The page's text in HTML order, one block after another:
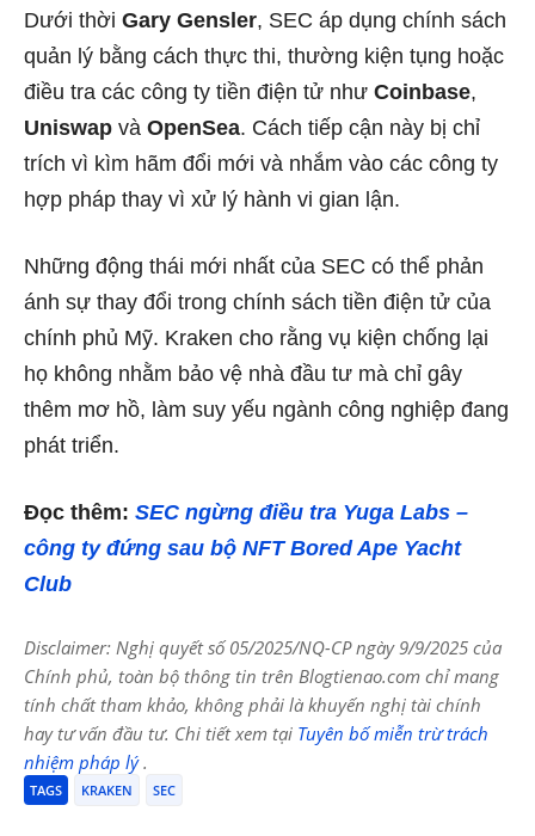
Dưới thời Gary Gensler, SEC áp dụng chính sách
quản lý bằng cách thực thi, thường kiện tụng hoặc
điều tra các công ty tiền điện tử như Coinbase,
Uniswap và OpenSea. Cách tiếp cận này bị chỉ
trích vì kìm hãm đổi mới và nhắm vào các công ty
hợp pháp thay vì xử lý hành vi gian lận.
Những động thái mới nhất của SEC có thể phản
ánh sự thay đổi trong chính sách tiền điện tử của
chính phủ Mỹ. Kraken cho rằng vụ kiện chống lại
họ không nhằm bảo vệ nhà đầu tư mà chỉ gây
thêm mơ hồ, làm suy yếu ngành công nghiệp đang
phát triển.
Đọc thêm: SEC ngừng điều tra Yuga Labs –
công ty đứng sau bộ NFT Bored Ape Yacht
Club
Disclaimer: Nghị quyết số 05/2025/NQ-CP ngày 9/9/2025 của
Chính phủ, toàn bộ thông tin trên Blogtienao.com chỉ mang
tính chất tham khảo, không phải là khuyến nghị tài chính
hay tư vấn đầu tư. Chi tiết xem tại Tuyên bố miễn trừ trách
nhiệm pháp lý.
TAGS KRAKEN SEC